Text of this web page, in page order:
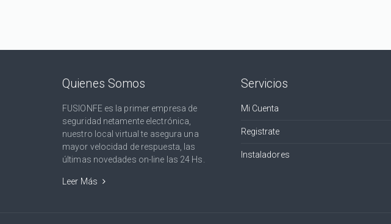
Quienes Somos
FUSIONFE es la primer empresa de
seguridad netamente electrónica,
nuestro local virtual te asegura una
mayor velocidad de respuesta, las
últimas novedades on-line las 24 Hs.
Leer Más
Servicios
Mi Cuenta
Registrate
Instaladores